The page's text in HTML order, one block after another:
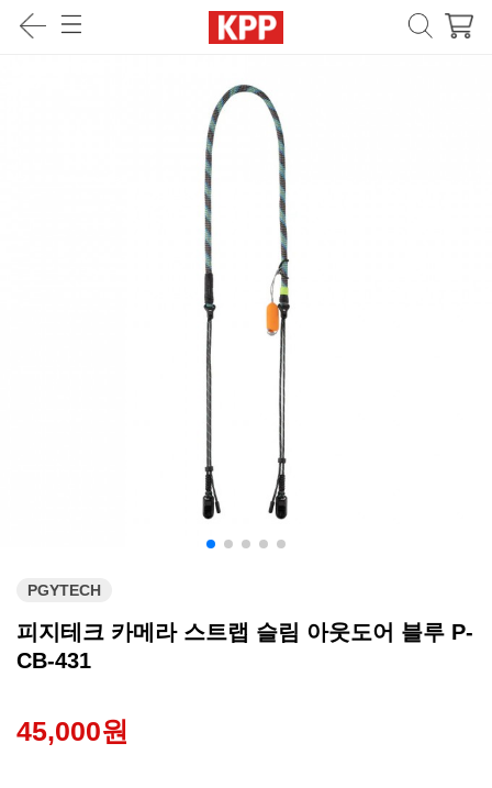
PGYTECH
피지테크 카메라 스트랩 슬림 아웃도어 블루 P-
CB-431
45,000원